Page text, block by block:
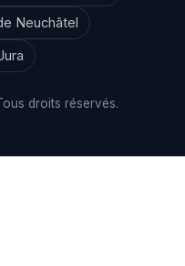
Neuchâtel
droits réservés.